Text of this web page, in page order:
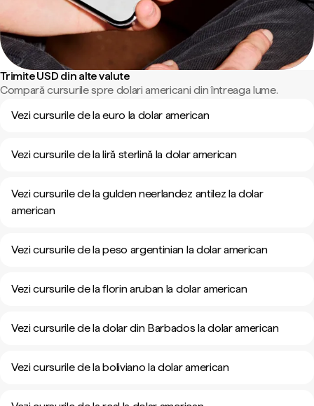
Trimite USD din alte valute
Compară cursurile spre dolari americani din întreaga lume.
Vezi cursurile de la euro la dolar american
Vezi cursurile de la liră sterlină la dolar american
Vezi cursurile de la gulden neerlandez antilez la dolar
american
Vezi cursurile de la peso argentinian la dolar american
Vezi cursurile de la florin aruban la dolar american
Vezi cursurile de la dolar din Barbados la dolar american
Vezi cursurile de la boliviano la dolar american